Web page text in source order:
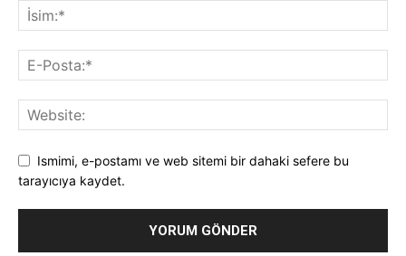
Ismimi, e-postamı ve web sitemi bir dahaki sefere bu
tarayıcıya kaydet.